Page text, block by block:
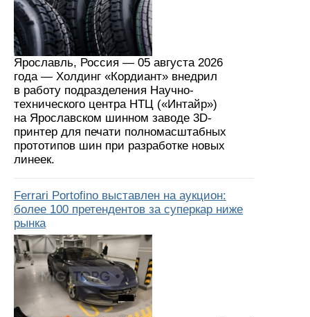
Ярославль, Россия — 05 августа 2026
года — Холдинг «Кордиант» внедрил
в работу подразделения Научно-
технического центра НТЦ («Интайр»)
на Ярославском шинном заводе 3D-
принтер для печати полномасштабных
прототипов шин при разработке новых
линеек.
Ferrari Portofino выставлен на аукцион:
более 100 претендентов за суперкар ниже
рынка